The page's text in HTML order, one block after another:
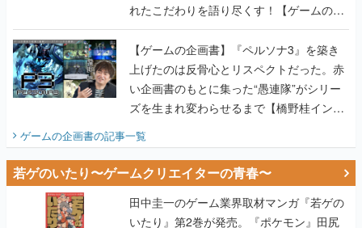
れたこだわりを語り尽くす！【ゲームの企
画書】
【ゲームの企画書】『ペルソナ3』を築き
上げたのは反骨心とリスペクトだった。赤
い企画書のもとに集った“愚連隊”がシリー
ズを生まれ変わらせるまで【橋野桂インタ
ビュー】
ゲームの企画書の記事一覧
若ゲのいたり〜ゲームクリエイターの青春〜
田中圭一のゲーム業界取材マンガ『若ゲの
いたり』第2巻が発売。『ポケモン』田尻